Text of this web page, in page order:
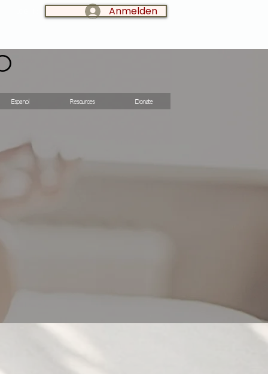
Anmelden
Espanol Resources Donate